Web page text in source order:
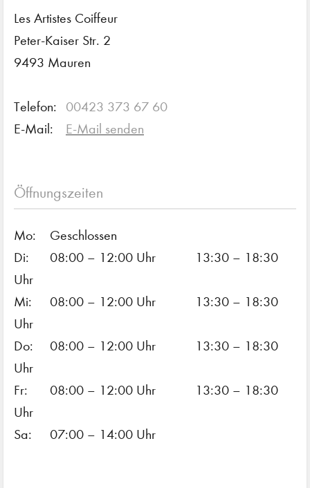
Les Artistes Coiffeur
Peter-Kaiser Str. 2
9493 Mauren
Telefon:
00423 373 67 60
E-Mail:
E-Mail senden
Öffnungszeiten
Mo:
Geschlossen
Di:
08:00 – 12:00 Uhr
13:30 – 18:30
Uhr
Mi:
08:00 – 12:00 Uhr
13:30 – 18:30
Uhr
Do:
08:00 – 12:00 Uhr
13:30 – 18:30
Uhr
Fr:
08:00 – 12:00 Uhr
13:30 – 18:30
Uhr
Sa:
07:00 – 14:00 Uhr